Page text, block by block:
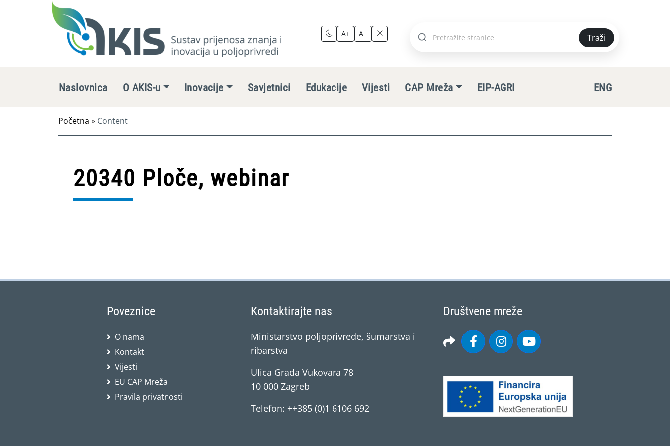
A+ A−
Pretraži
Traži
Naslovnica O AKIS-u Inovacije Savjetnici Edukacije Vijesti CAP Mreža EIP-AGRI ENG
Početna » Content
20340 Ploče, webinar
Poveznice
O nama
Kontakt
Vijesti
EU CAP Mreža
Pravila privatnosti
Kontaktirajte nas
Ministarstvo poljoprivrede, šumarstva i
ribarstva
Ulica Grada Vukovara 78
10 000 Zagreb
Telefon: ++385 (0)1 6106 692
Društvene mreže